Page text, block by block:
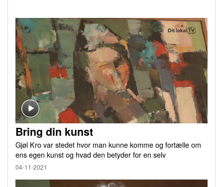
Bring din kunst
Gjøl Kro var stedet hvor man kunne komme og fortælle om
ens egen kunst og hvad den betyder for en selv
04-11-2021